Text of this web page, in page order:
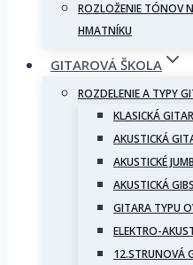
ROZLOŽENIE TÓNOV
HMATNÍKU
GITAROVÁ ŠKOLA
ROZDELENIE A TYPY
KLASICKÁ
AKUSTICKÁ
AKUSTICKÉ
AKUSTICKÁ
GITARA TYPU
ELEKTRO-
12.STRUNOVÁ